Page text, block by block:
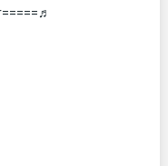
♬=====songestann.ir====♬